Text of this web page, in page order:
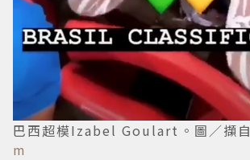
巴西超模Izabel Goulart。圖／擷自
m